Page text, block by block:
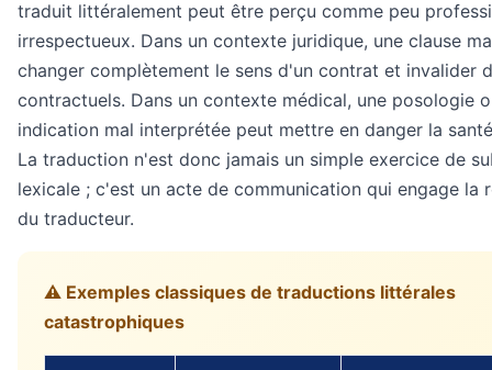
traduit littéralement peut être perçu comme peu
irrespectueux. Dans un contexte juridique, une clause
changer complètement le sens d'un contrat et invalider
contractuels. Dans un contexte médical, une posologie
indication mal interprétée peut mettre en danger la
La traduction n'est donc jamais un simple exercice de
lexicale ; c'est un acte de communication qui engage la
du traducteur.
⚠️ Exemples classiques de traductions littérales
catastrophiques